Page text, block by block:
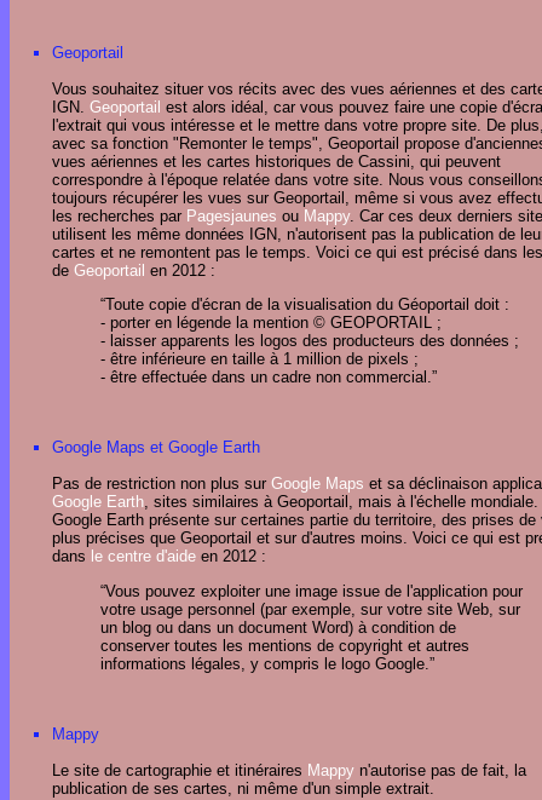
Geoportail
Vous souhaitez situer vos récits avec des vues aériennes et des
IGN. Geoportail est alors idéal, car vous pouvez faire une copie
l'extrait qui vous intéresse et le mettre dans votre propre site. De
avec sa fonction "Remonter le temps", Geoportail propose
vues aériennes et les cartes historiques de Cassini, qui peuvent
correspondre à l'époque relatée dans votre site. Nous vous
toujours récupérer les vues sur Geoportail, même si vous avez
les recherches par Pagesjaunes ou Mappy. Car ces deux derniers
utilisent les même données IGN, n'autorisent pas la publication de
cartes et ne remontent pas le temps. Voici ce qui est précisé dans
de Geoportail en 2012 :
“Toute copie d'écran de la visualisation du Géoportail doit :
- porter en légende la mention © GEOPORTAIL ;
- laisser apparents les logos des producteurs des données ;
- être inférieure en taille à 1 million de pixels ;
- être effectuée dans un cadre non commercial.”
Google Maps et Google Earth
Pas de restriction non plus sur Google Maps et sa déclinaison
Google Earth, sites similaires à Geoportail, mais à l'échelle mondiale.
Google Earth présente sur certaines partie du territoire, des prises de
plus précises que Geoportail et sur d'autres moins. Voici ce qui est
dans le centre d'aide en 2012 :
“Vous pouvez exploiter une image issue de l'application pour
votre usage personnel (par exemple, sur votre site Web, sur
un blog ou dans un document Word) à condition de
conserver toutes les mentions de copyright et autres
informations légales, y compris le logo Google.”
Mappy
Le site de cartographie et itinéraires Mappy n'autorise pas de fait, la
publication de ses cartes, ni même d'un simple extrait.